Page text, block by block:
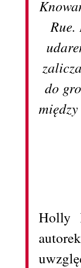
Rue.
do
Holly